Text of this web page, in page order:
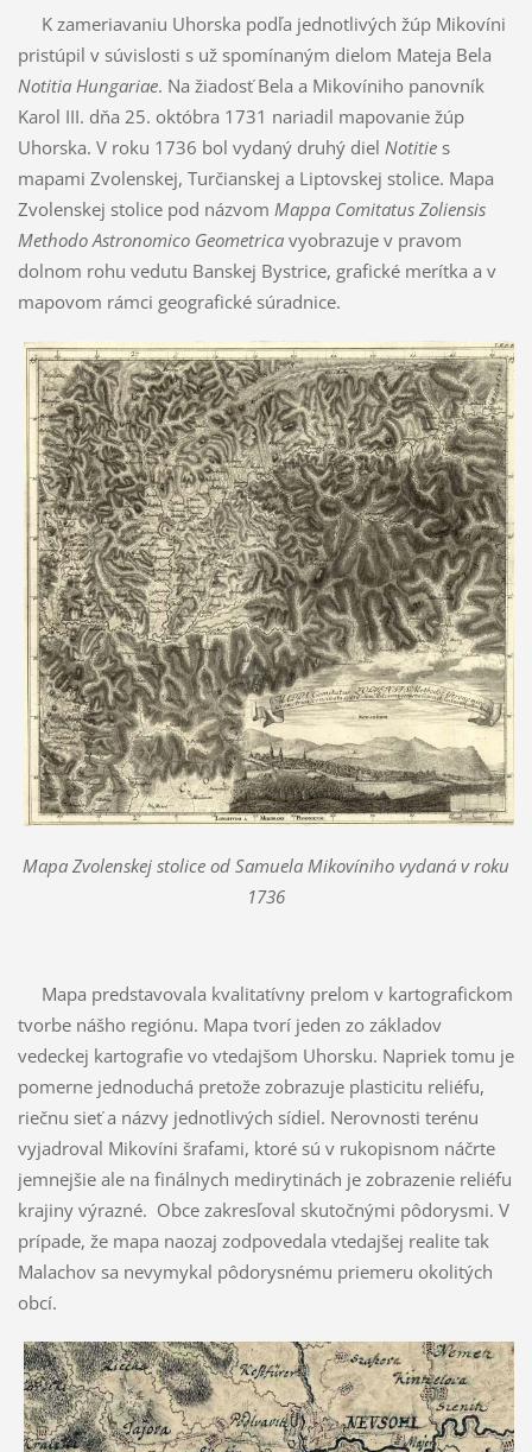
K zameriavaniu Uhorska podľa jednotlivých žúp Mikovíni
pristúpil v súvislosti s už spomínaným dielom Mateja Bela
Notitia Hungariae. Na žiadosť Bela a Mikovíniho panovník
Karol III. dňa 25. októbra 1731 nariadil mapovanie žúp
Uhorska. V roku 1736 bol vydaný druhý diel Notities
mapami Zvolenskej, Turčianskej a Liptovskej stolice. Mapa
Zvolenskej stolice pod názvom Mappa Comitatus Zoliensis
Methodo Astronomico Geometricavyobrazuje v pravom
dolnom rohu vedutu Banskej Bystrice, grafické merítka a v
mapovom rámci geografické súradnice.
Mapa Zvolenskej stolice od Samuela Mikovíniho vydaná v roku
1736
Mapa predstavovala kvalitatívny prelom v kartografickom
tvorbe nášho regiónu. Mapa tvorí jeden zo základov
vedeckej kartografie vo vtedajšom Uhorsku. Napriek tomu je
pomerne jednoduchá pretože zobrazuje plasticitu reliéfu,
riečnu sieť a názvy jednotlivých sídiel. Nerovnosti terénu
vyjadroval Mikovíni šrafami, ktoré sú v rukopisnom náčrte
jemnejšie ale na finálnych medirytinách je zobrazenie reliéfu
krajiny výrazné. Obce zakresľoval skutočnými pôdorysmi. V
prípade, že mapa naozaj zodpovedala vtedajšej realite tak
Malachov sa nevymykal pôdorysnému priemeru okolitých
obcí.